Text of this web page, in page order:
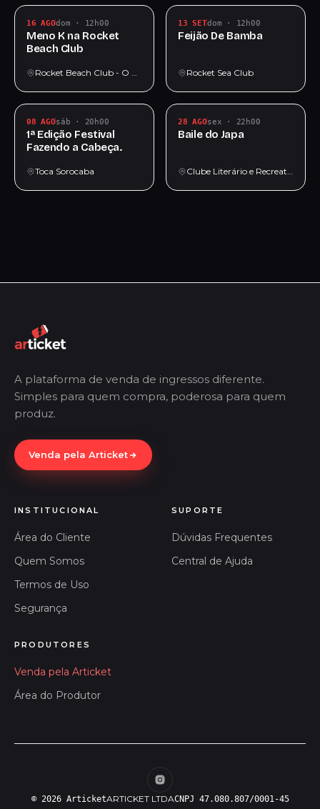
16 AGOdom · 12h00
Meno K na Rocket
Beach Club
Rocket Beach Club - O Melhor Restaurante Bar da Praia Grande
13 SETdom · 12h00
Feijão De Bamba
Rocket Sea Club
08 AGOsáb · 20h00
1ª Edição Festival
Fazendo a Cabeça.
Toca Sorocaba
28 AGOsex · 22h00
Baile do Japa
Clube Literário e Recreativo de Bragança Paulista
A plataforma de venda de ingressos diferente.
Simples para quem compra, poderosa para quem
produz.
Venda pela Articket
INSTITUCIONAL
Área do Cliente
Quem Somos
Termos de Uso
Segurança
SUPORTE
Dúvidas Frequentes
Central de Ajuda
PRODUTORES
Venda pela Articket
Área do Produtor
© 2026 ArticketARTICKET LTDACNPJ 47.080.807/0001-45